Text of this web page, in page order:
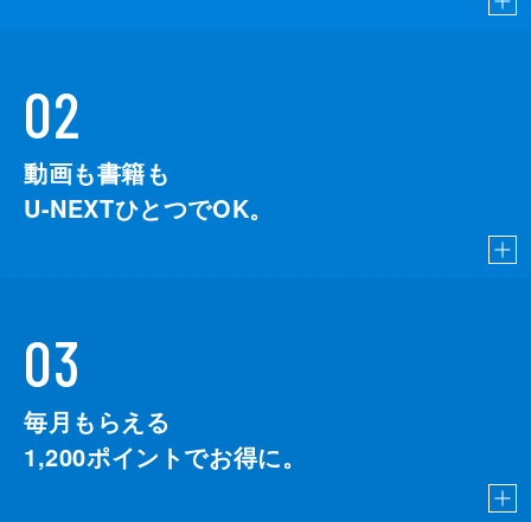
02
動画も書籍も
U-NEXTひとつでOK。
03
毎月もらえる
1,200ポイントでお得に。